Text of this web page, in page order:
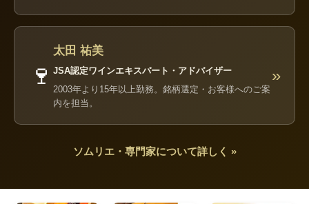
🍷
太田 祐美
JSA認定ワインエキスパート・アドバイザー
2003年より15年以上勤務。銘柄選定・お客様へのご案
内を担当。
»
ソムリエ・専門家について詳しく »